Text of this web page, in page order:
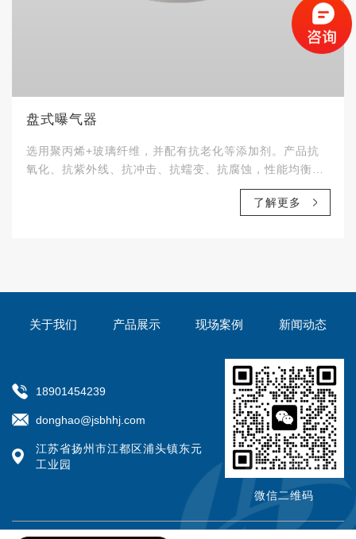
盘式曝气器
选用聚丙烯+玻璃纤维，并配有抗老化等添加剂。产品抗
氧化、抗紫外线、抗冲击、抗蠕变、抗腐蚀，性能均衡稳
了解更多
关于我们 产品展示 现场案例 新闻动态
18901454239
donghao@jsbhhj.com
江苏省扬州市江都区浦头镇东元
工业园
微信二维码